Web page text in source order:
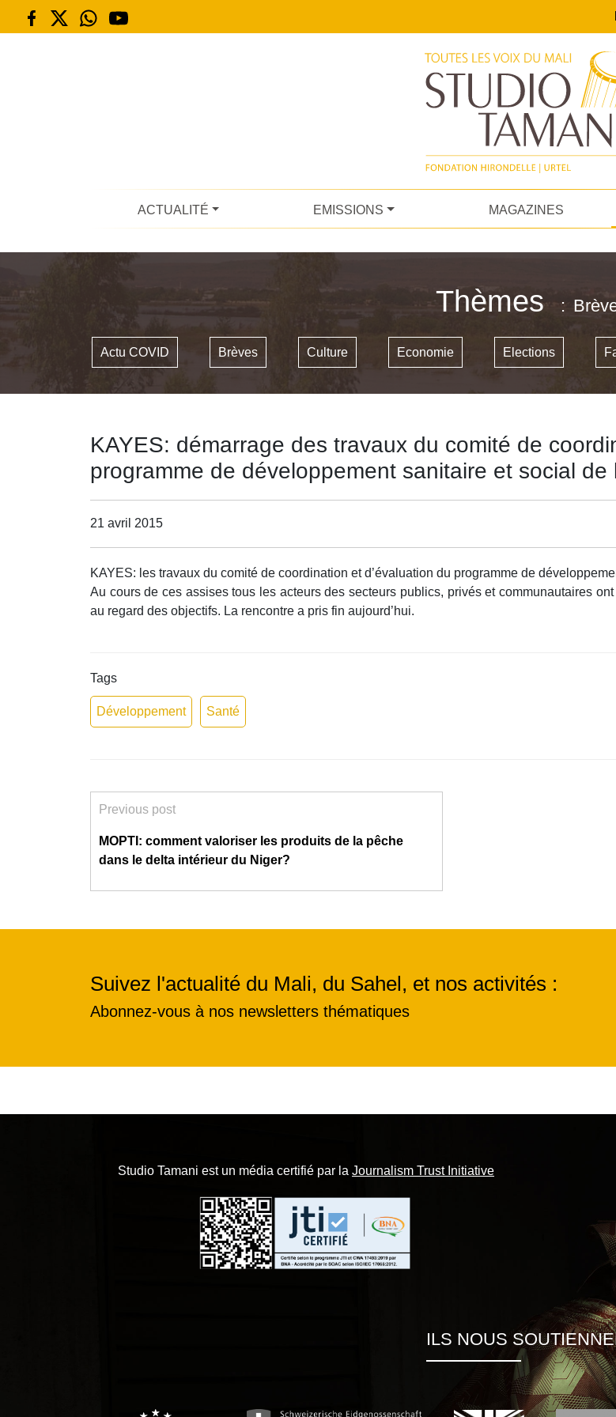
ACTUALITÉ EMISSIONS MAGAZINES
Thèmes
Actu COVID Brèves Culture Economie Elections
KAYES: démarrage des travaux du comité de
programme de développement sanitaire et social de
21 avril 2015
KAYES: les travaux du comité de coordination et d’évaluation du programme de
Au cours de ces assises tous les acteurs des secteurs publics, privés et communautaires
au regard des objectifs. La rencontre a pris fin aujourd’hui.
Tags
Développement Santé
Previous post
MOPTI: comment valoriser les produits de la pêche
dans le delta intérieur du Niger?
Suivez l'actualité du Mali, du Sahel, et nos activités :
Abonnez-vous à nos newsletters thématiques
Studio Tamani est un média certifié par la Journalism Trust Initiative
ILS NOUS